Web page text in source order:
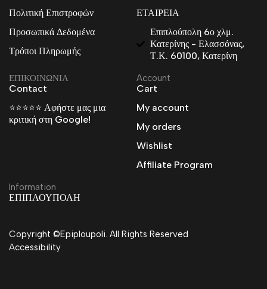
Πολιτική Επιστροφών
Προσωπικά Δεδομένα
Τρόποι Πληρωμής
ΕΤΑΙΡΕΙΑ
Επιπλούπολη 6ο χλμ.
Κατερίνης - Ελασσόνας,
Τ.Κ. 60100, Κατερίνη
ΕΠΙΚΟΙΝΩΝΙΑ
Contact
⭐⭐⭐⭐⭐ Αφήστε μας μια
κριτική στη Google!
Account
Cart
My account
My orders
Wishlist
Affiliate Program
Information
ΕΠΙΠΛΟΥΠΟΛΗ
Copyright ©Epiploupoli. All Rights Reserved
Accessibility